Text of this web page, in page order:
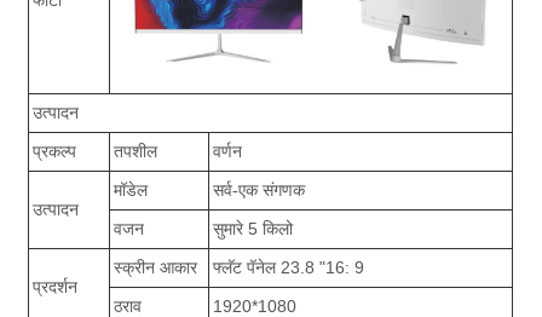
उत्पादन
प्रकल्प
तपशील वर्णन
उत्पादन
मॉडेल
सर्व-एक संगणक
वजन
सुमारे 5 किलो
प्रदर्शन
स्क्रीन आकार
फ्लॅट पॅनेल 23.8 "16: 9
ठराव
1920*1080